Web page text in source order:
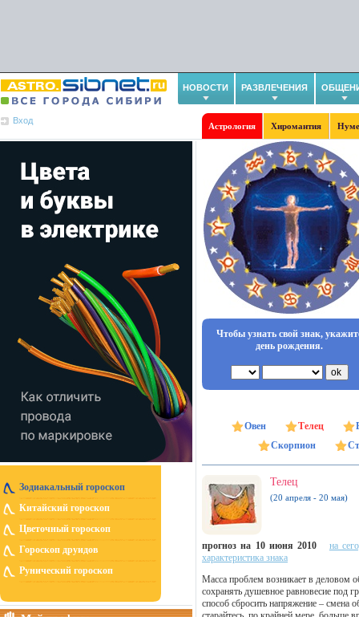
НОВОСТИ РАЗВЛЕЧЕНИЯ
Вход
Астрология Хиромантия
Зодиакальный гороскоп
Китайский гороскоп
Цветочный гороскоп
Гороскоп друидов
Рунический гороскоп
Чтобы узнать свой знак,
день рождения.
Овен Телец
Скорпион
Телец
(20 апреля - 20 мая)
прогноз на 10 июня 2010
на
характеристика знака
Масса проблем возникает в деловом
сохранять душевное равновесие под
способ сбросить напряжение – смена